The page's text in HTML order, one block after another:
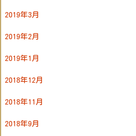
2019年3月
2019年2月
2019年1月
2018年12月
2018年11月
2018年9月